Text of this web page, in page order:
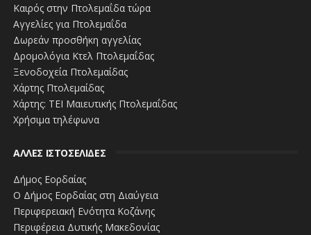
Καιρός στην Πτολεμαΐδα τώρα
Αγγελίες για Πτολεμαΐδα
Δωρεάν προσθήκη αγγελίας
Δρομολόγια Κτελ Πτολεμαΐδας
Ξενοδοχεία Πτολεμαίδας
Χάρτης Πτολεμαίδας
Χάρτης: ΤΕΙ Μαιευτικής Πτολεμαΐδας
Χρήσιμα τηλέφωνα
ΑΛΛΕΣ ΙΣΤΟΣΕΛΙΔΕΣ
Δήμος Εορδαίας
Ο Δήμος Εορδαίας στη Διαύγεια
Περιφερειακή Ενότητα Κοζάνης
Περιφέρεια Δυτικής Μακεδονίας